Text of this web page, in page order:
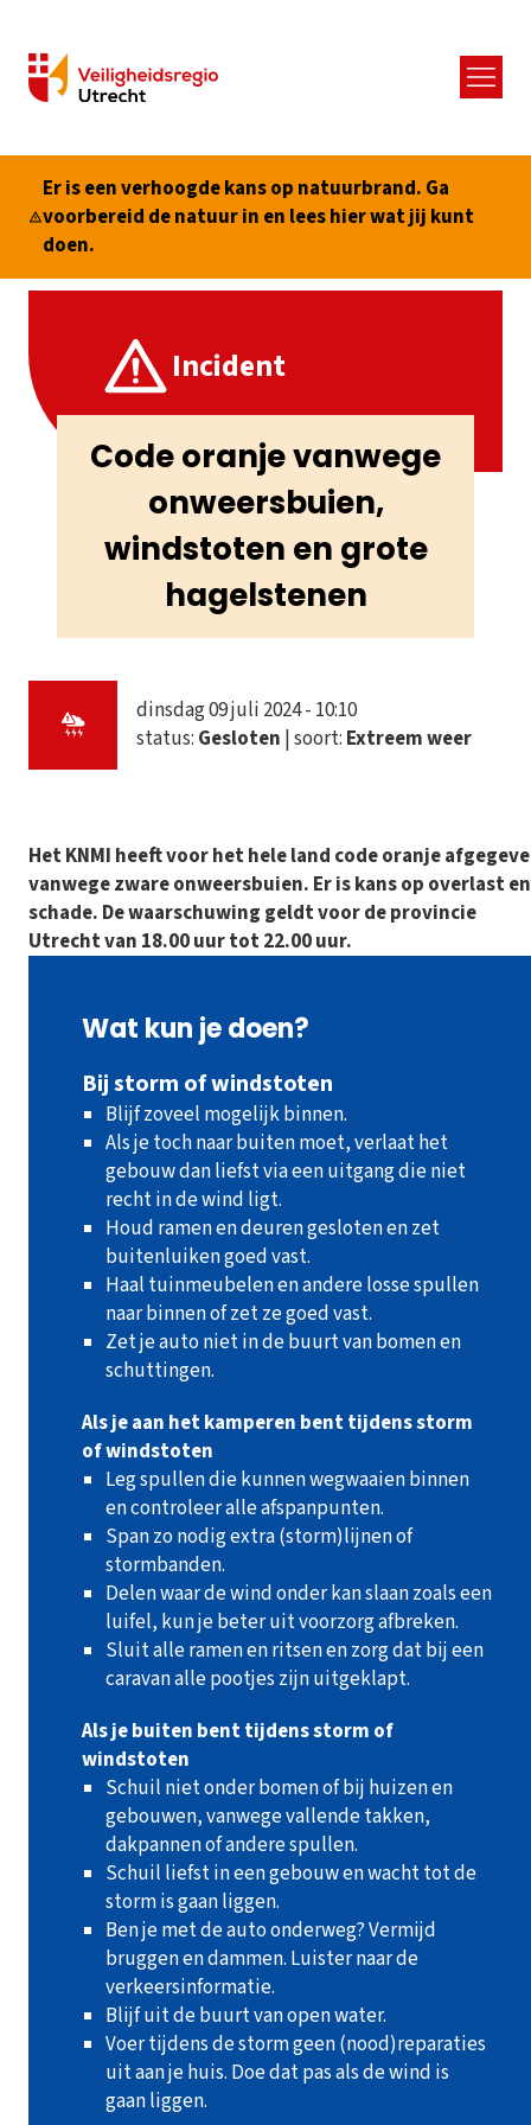
Menu
Er is een verhoogde kans op natuurbrand. Ga
voorbereid de natuur in en lees hier wat jij kunt
doen.
Incident
Code oranje vanwege
onweersbuien,
windstoten en grote
hagelstenen
dinsdag 09 juli 2024 - 10:10
status: Gesloten | soort: Extreem weer
Het KNMI heeft voor het hele land code oranje
vanwege zware onweersbuien. Er is kans op overlast en
schade. De waarschuwing geldt voor de provincie
Utrecht van 18.00 uur tot 22.00 uur.
Wat kun je doen?
Bij storm of windstoten
Blijf zoveel mogelijk binnen.
Als je toch naar buiten moet, verlaat het
gebouw dan liefst via een uitgang die niet
recht in de wind ligt.
Houd ramen en deuren gesloten en zet
buitenluiken goed vast.
Haal tuinmeubelen en andere losse spullen
naar binnen of zet ze goed vast.
Zet je auto niet in de buurt van bomen en
schuttingen.
Als je aan het kamperen bent tijdens storm
of windstoten
Leg spullen die kunnen wegwaaien binnen
en controleer alle afspanpunten.
Span zo nodig extra (storm)lijnen of
stormbanden.
Delen waar de wind onder kan slaan zoals een
luifel, kun je beter uit voorzorg afbreken.
Sluit alle ramen en ritsen en zorg dat bij een
caravan alle pootjes zijn uitgeklapt.
Als je buiten bent tijdens storm of
windstoten
Schuil niet onder bomen of bij huizen en
gebouwen, vanwege vallende takken,
dakpannen of andere spullen.
Schuil liefst in een gebouw en wacht tot de
storm is gaan liggen.
Ben je met de auto onderweg? Vermijd
bruggen en dammen. Luister naar de
verkeersinformatie.
Blijf uit de buurt van open water.
Voer tijdens de storm geen (nood)reparaties
uit aan je huis. Doe dat pas als de wind is
gaan liggen.